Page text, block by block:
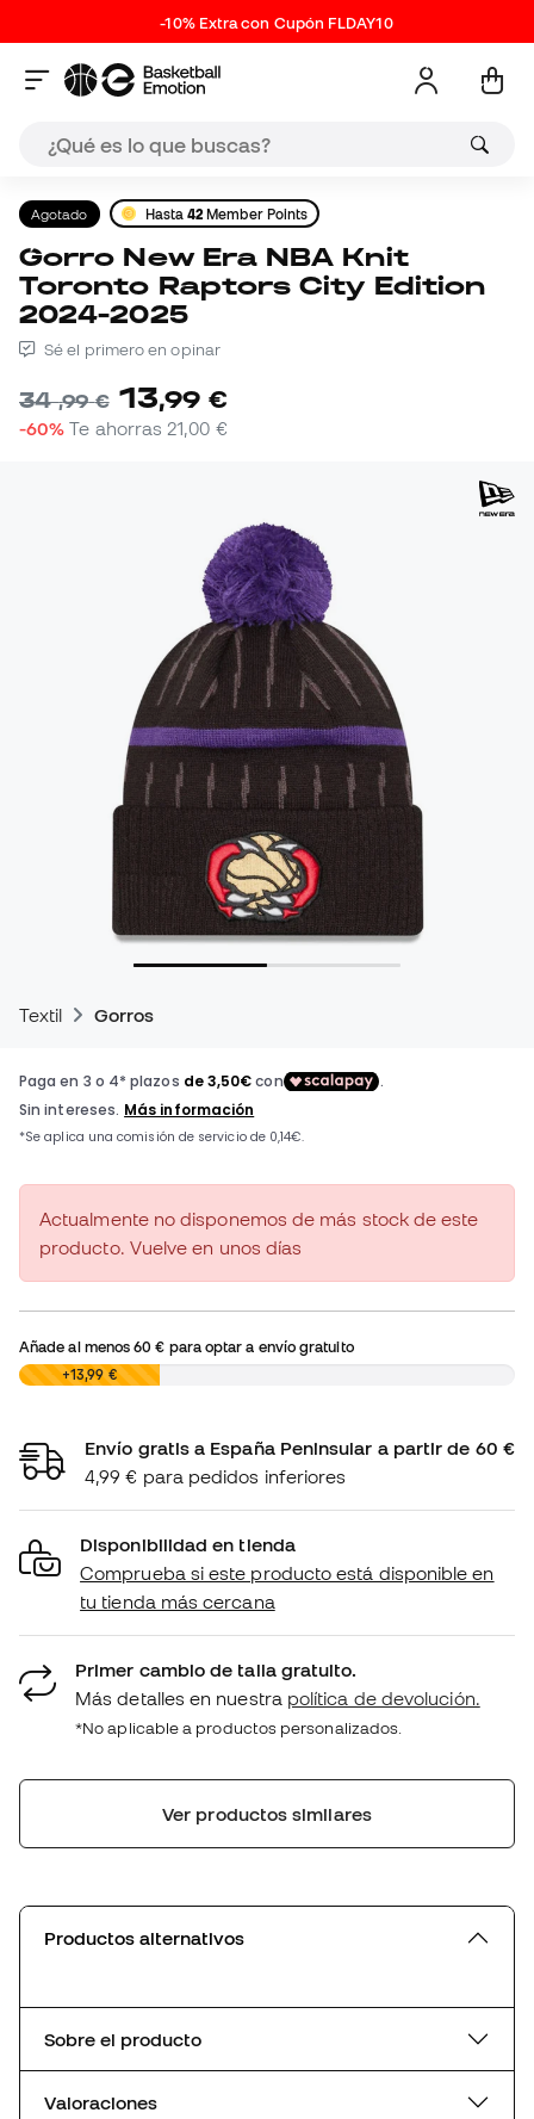
-10% Extra con Cupón FLDAY10
Agotado Hasta42 Member Points
Gorro New Era NBA Knit
Toronto Raptors City Edition
2024-2025
Sé el primero en opinar
34,99 € 13,99 €
-60% Te ahorras 21,00 €
Textil Gorros
Actualmente no disponemos de más stock de este
producto. Vuelve en unos días
Añade al menos60 € para optar a envío gratuito
0,00 €+13,99 €
Envío gratis a España Peninsular a partir de 60 €
4,99 € para pedidos inferiores
Disponibilidad en tienda
Comprueba si este producto está disponible en
tu tienda más cercana
Primer cambio de talla gratuito.
Más detalles en nuestra política de devolución.
*No aplicable a productos personalizados.
Ver productos similares
Productos alternativos
Sobre el producto
Valoraciones